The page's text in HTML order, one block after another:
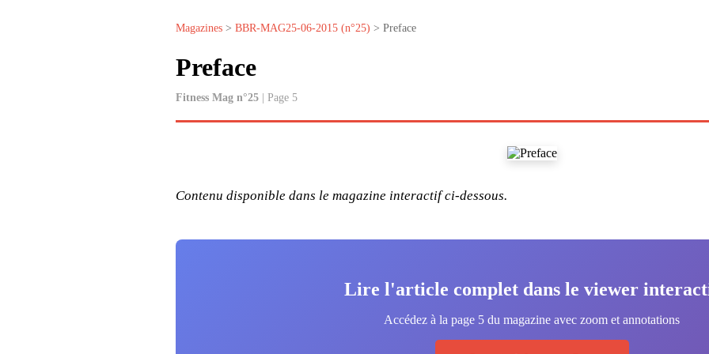
Magazines > BBR-MAG25-06-2015 (n°25) > Preface
Preface
Fitness Mag n°25 | Page 5
Contenu disponible dans le magazine interactif ci-dessous.
Lire l'article complet dans le viewer
Accédez à la page 5 du magazine avec zoom et annotations